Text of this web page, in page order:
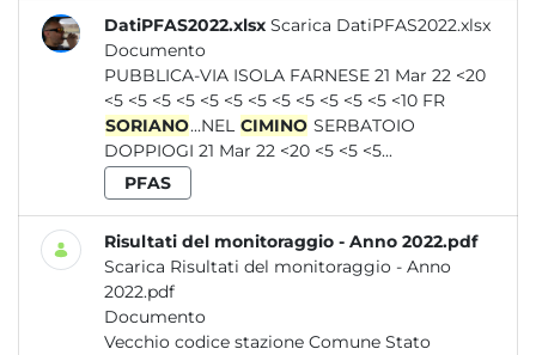
DatiPFAS2022.xlsx Scarica DatiPFAS2022.xlsx
Documento
PUBBLICA-VIA ISOLA FARNESE 21 Mar 22 <20
<5 <5 <5 <5 <5 <5 <5 <5 <5 <5 <5 <5 <10 FR
SORIANO...NEL CIMINO SERBATOIO
DOPPIOGI 21 Mar 22 <20 <5 <5 <5...
PFAS
Risultati del monitoraggio - Anno 2022.pdf
Scarica Risultati del monitoraggio - Anno
2022.pdf
Documento
Vecchio codice stazione Comune Stato